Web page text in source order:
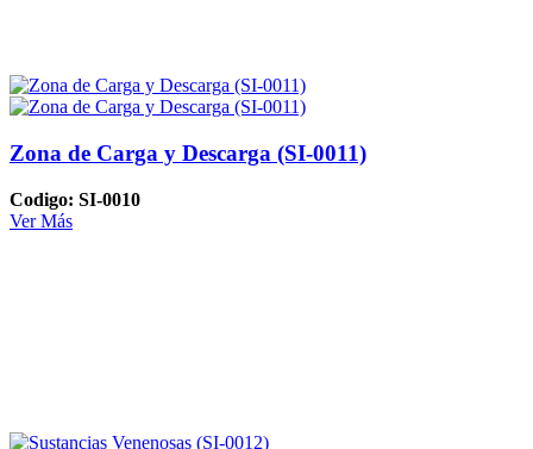
Zona de Carga y Descarga (SI-0011)
Codigo: SI-0010
Ver Más